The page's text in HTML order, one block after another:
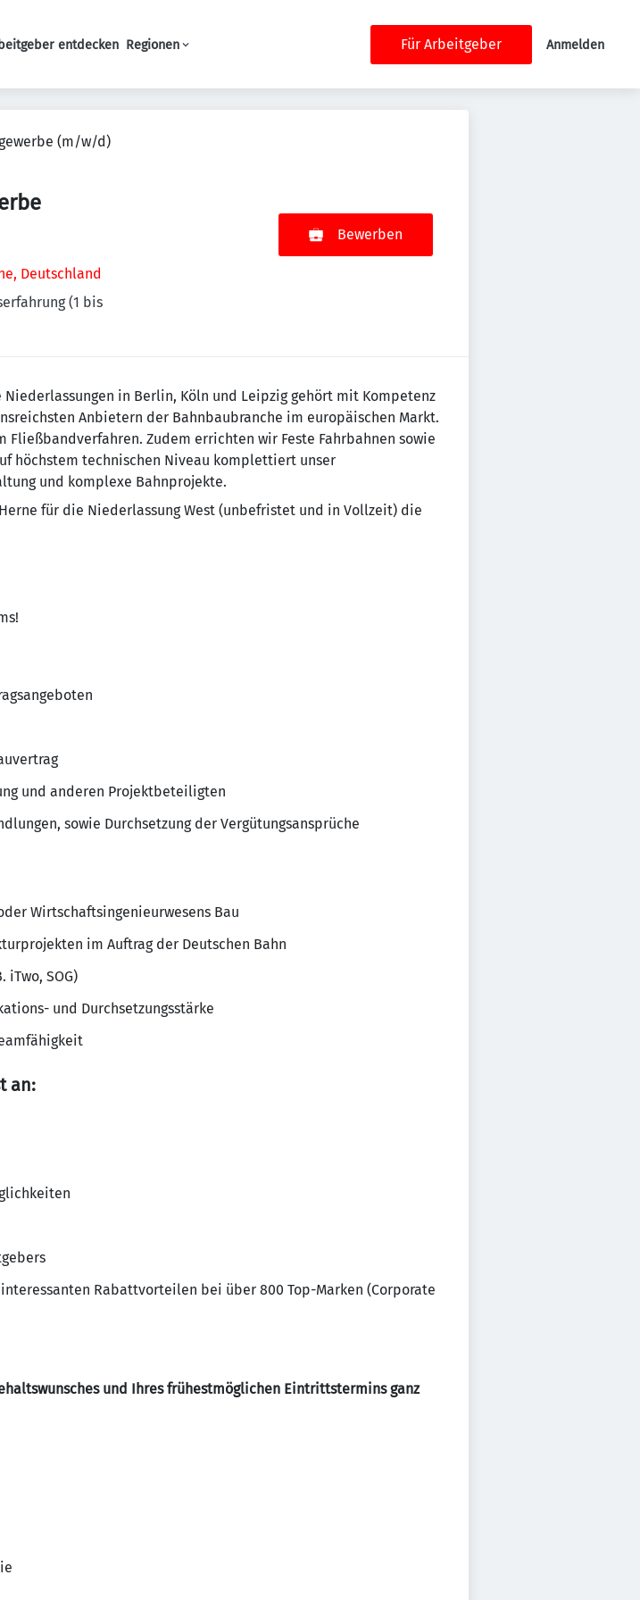
Navigation
entdecken Regionen Für Arbeitgeber Anmelden
(m/w/d)
Deutschland
(1 bis
Bewerben
in Berlin, Köln und Leipzig gehört mit Kompetenz
Anbietern der Bahnbaubranche im europäischen Markt.
Zudem errichten wir Feste Fahrbahnen sowie
höchstem technischen Niveau komplettiert unser
und komplexe Bahnprojekte.
für die Niederlassung West (unbefristet und in Vollzeit) die
und anderen Projektbeteiligten
sowie Durchsetzung der Vergütungsansprüche
Wirtschaftsingenieurwesens Bau
im Auftrag der Deutschen Bahn
SOG)
und Durchsetzungsstärke
an:
Rabattvorteilen bei über 800 Top-Marken (Corporate
und Ihres frühestmöglichen Eintrittstermins ganz